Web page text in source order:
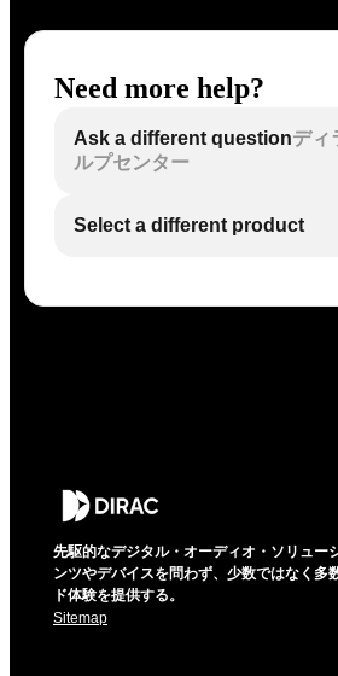
Need more help?
Ask a different questionディ
ルプセンター
Select a different product
先駆的なデジタル・オーディオ・ソリュー
ンツやデバイスを問わず、少数ではなく多
ド体験を提供する。
Sitemap